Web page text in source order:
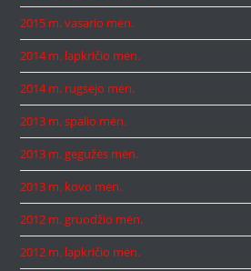
2015 m. vasario mėn.
2014 m. lapkričio mėn.
2014 m. rugsėjo mėn.
2013 m. spalio mėn.
2013 m. gegužės mėn.
2013 m. kovo mėn.
2012 m. gruodžio mėn.
2012 m. lapkričio mėn.